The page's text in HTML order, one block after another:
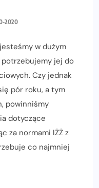
2020
w dużym
jej do
Czy jednak
pór roku, a tym
powinniśmy
dotyczące
za normami IŻŻ z
co najmniej